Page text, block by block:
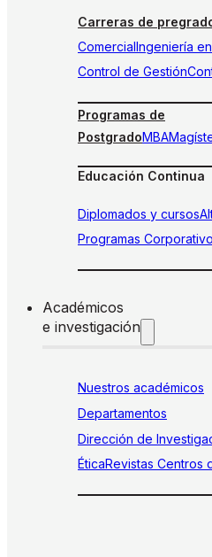
Carreras de
ComercialIngeniería
Control de Gestión
Programas de
PostgradoMBA
Educación Continua
Diplomados y cursos
Programas
Académicos
e investigación
Nuestros académicos
Departamentos
Dirección de
ÉticaRevistas Centros